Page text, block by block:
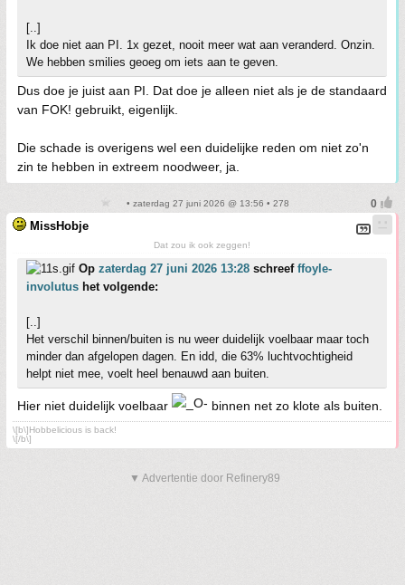
[..]
Ik doe niet aan PI. 1x gezet, nooit meer wat aan veranderd. Onzin.
We hebben smilies geoeg om iets aan te geven.
Dus doe je juist aan PI. Dat doe je alleen niet als je de standaard
van FOK! gebruikt, eigenlijk.
Die schade is overigens wel een duidelijke reden om niet zo'n
zin te hebben in extreem noodweer, ja.
• zaterdag 27 juni 2026 @ 13:56 • 278
MissHobje
Dat zou ik ook zeggen!
Op zaterdag 27 juni 2026 13:28 schreef ffoyle-
involutus het volgende:
[..]
Het verschil binnen/buiten is nu weer duidelijk voelbaar maar toch
minder dan afgelopen dagen. En idd, die 63% luchtvochtigheid
helpt niet mee, voelt heel benauwd aan buiten.
Hier niet duidelijk voelbaar binnen net zo klote als buiten.
\[b\]Hobbelicious is back!
\[/b\]
▼ Advertentie door Refinery89